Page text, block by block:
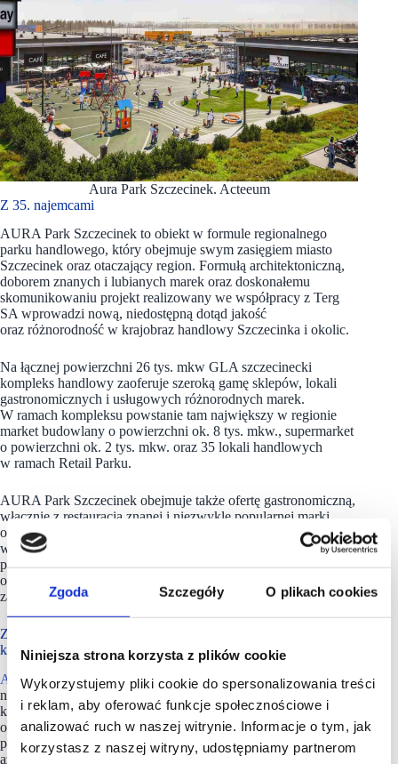
Zgoda Szczegóły O plikach cookies
Niniejsza strona korzysta z plików cookie
Wykorzystujemy pliki cookie do spersonalizowania treści
i reklam, aby oferować funkcje społecznościowe i
analizować ruch w naszej witrynie. Informacje o tym, jak
korzystasz z naszej witryny, udostępniamy partnerom
Aura Park Szczecinek. Acteeum
Z 35. najemcami
AURA Park Szczecinek to obiekt w formule regionalnego
parku handlowego, który obejmuje swym zasięgiem miasto
Szczecinek oraz otaczający region. Formułą architektoniczną,
doborem znanych i lubianych marek oraz doskonałemu
skomunikowaniu projekt realizowany we współpracy z Terg
SA wprowadzi nową, niedostępną dotąd jakość
oraz różnorodność w krajobraz handlowy Szczecinka i okolic.
Na łącznej powierzchni 26 tys. mkw GLA szczecinecki
kompleks handlowy zaoferuje szeroką gamę sklepów, lokali
gastronomicznych i usługowych różnorodnych marek.
W ramach kompleksu powstanie tam największy w regionie
market budowlany o powierzchni ok. 8 tys. mkw., supermarket
o powierzchni ok. 2 tys. mkw. oraz 35 lokali handlowych
w ramach Retail Parku.
AURA Park Szczecinek obejmuje także ofertę gastronomiczną,
włącznie z restauracją znanej i niezwykle popularnej marki,
oferującą także funkcjonalność drive-thru. Dodatkowo, dla
wygody klientów obiekt oferuje przestronny, łatwo dostępny
parking na ponad 1000 pojazdów, stancję paliw
oraz infrastrukturę zapewniającą płynne skomunikowanie
zarówno w ramach Szczecinka jak i regionu.
Z bogatym doświadczeniem na rynku nieruchomości
komercyjnych
Acteeum Groupto międzynarodowa firma działająca na rynku
nieruchomości komercyjnych i mieszkaniowych. Acteeum
kompleksowo obsługuje cały proces deweloperski, począwszy
od identyfikacji odpowiednich gruntów pod zabudowę,
poprzez etapy projektowania, budowy i komercjalizacji,
aż po zarządzanie i sprzedaż obiektów. Firma od wielu lat